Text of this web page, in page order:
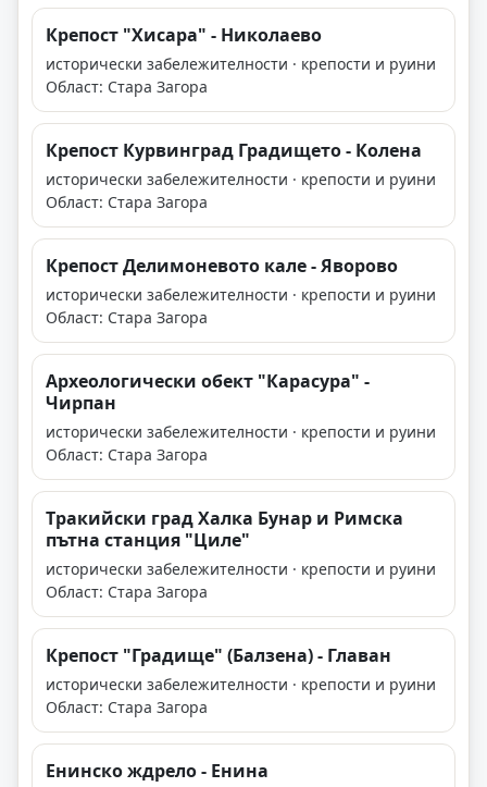
Крепост "Хисара" - Николаево
исторически забележителности · крепости и руини
Област: Стара Загора
Крепост Курвинград Градището - Колена
исторически забележителности · крепости и руини
Област: Стара Загора
Крепост Делимоневото кале - Яворово
исторически забележителности · крепости и руини
Област: Стара Загора
Археологически обект "Карасура" -
Чирпан
исторически забележителности · крепости и руини
Област: Стара Загора
Tракийски град Халка Бунар и Римска
пътна станция "Циле"
исторически забележителности · крепости и руини
Област: Стара Загора
Крепост "Градище" (Балзена) - Главан
исторически забележителности · крепости и руини
Област: Стара Загора
Енинско ждрело - Енина